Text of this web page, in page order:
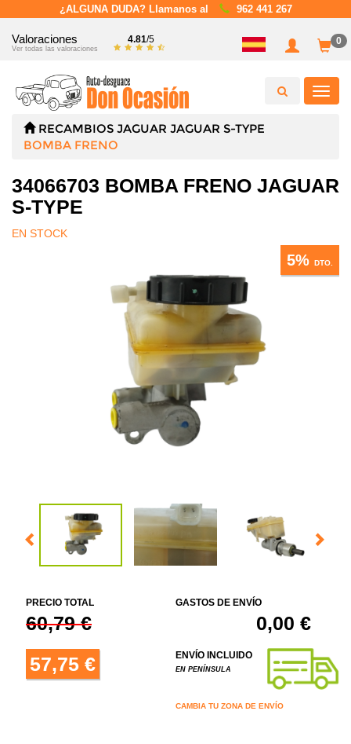
¿ALGUNA DUDA? Llamanos al 962 441 267
Valoraciones
Ver todas las valoraciones
4.81/5 0
RECAMBIOS JAGUAR JAGUAR S-TYPE
BOMBA FRENO
34066703 BOMBA FRENO JAGUAR
S-TYPE
EN STOCK
5% DTO.
PRECIO TOTAL
60,79 €
57,75 €
GASTOS DE ENVÍO
0,00 €
ENVÍO INCLUIDO
EN PENÍNSULA
CAMBIA TU ZONA DE ENVÍO